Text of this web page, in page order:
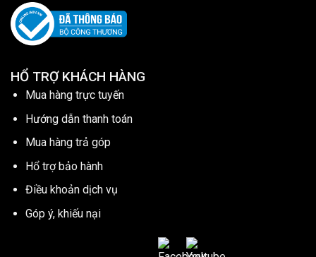
HỔ TRỢ KHÁCH HÀNG
Mua hàng trực tuyến
Hướng dẫn thanh toán
Mua hàng trả góp
Hổ trợ bảo hành
Điều khoản dịch vụ
Góp ý, khiếu nại